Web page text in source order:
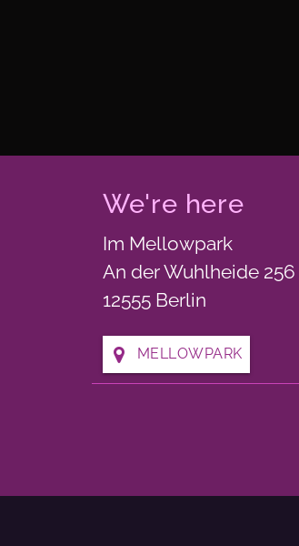
We're here
Im Mellowpark
An der Wuhlheide 256
12555 Berlin
MELLOWPARK